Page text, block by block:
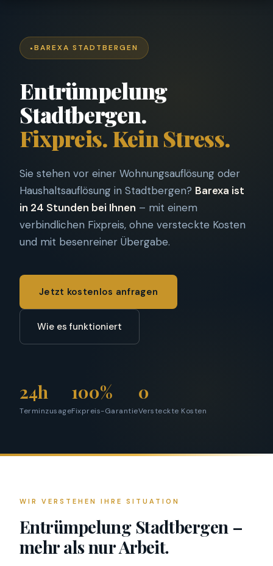
BAREXA STADTBERGEN
Entrümpelung
Stadtbergen.
Fixpreis. Kein Stress.
Sie stehen vor einer Wohnungsauflösung oder
Haushaltsauflösung in Stadtbergen? Barexa ist
in 24 Stunden bei Ihnen – mit einem
verbindlichen Fixpreis, ohne versteckte Kosten
und mit besenreiner Übergabe.
Jetzt kostenlos anfragen
Wie es funktioniert
24h
Terminzusage
100%
Fixpreis-Garantie
0
Versteckte Kosten
WIR VERSTEHEN IHRE SITUATION
Entrümpelung Stadtbergen –
mehr als nur Arbeit.